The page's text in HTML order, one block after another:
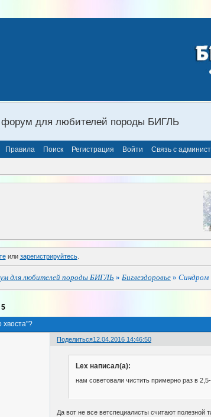
для любителей породы БИГЛЬ
Правила Поиск Регистрация Войти Связь с
или зарегистрируйтесь.
для любителей породы БИГЛЬ » Биглездоровье » Синдром
хвоста"?
5
Поделиться12.04.2016 14:46:50
Lex написал(а):
нам советовали чистить примерно раз в
Да вот не все ветспециалисты считают полезной